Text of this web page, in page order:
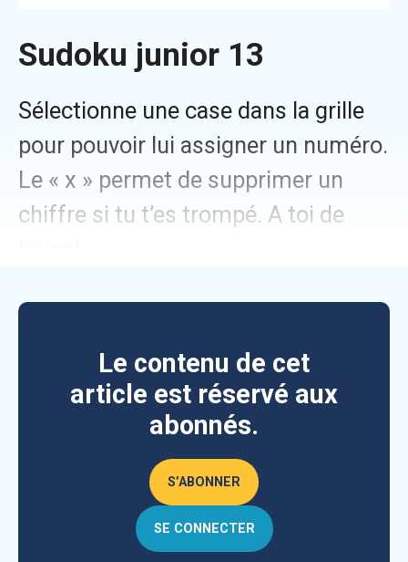
Sudoku junior 13
Sélectionne une case dans la grille
pour pouvoir lui assigner un numéro.
Le « x » permet de supprimer un
chiffre si tu t’es trompé. A toi de
Le contenu de cet
article est réservé aux
abonnés.
S’ABONNER
SE CONNECTER